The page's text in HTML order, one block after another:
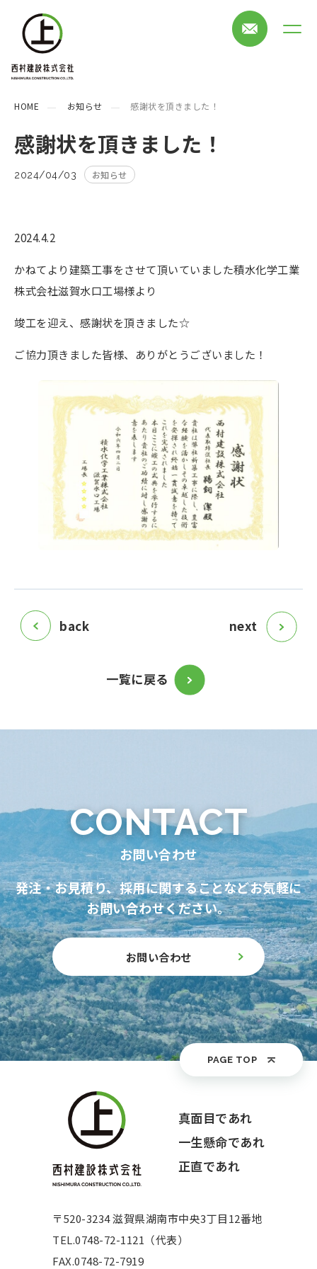
HOME お知らせ 感謝状を頂きました！
感謝状を頂きました！
2024/04/03 お知らせ
2024.4.2
かねてより建築工事をさせて頂いていました積水化学工業
株式会社滋賀水口工場様より
竣工を迎え、感謝状を頂きました☆
ご協力頂きました皆様、ありがとうございました！
back
一覧に戻る
next
CONTACT
お問い合わせ
発注・お見積り、採用に関することなどお気軽に
お問い合わせください。
お問い合わせ
PAGE TOP
真面目であれ
一生懸命であれ
正直であれ
〒520-3234 滋賀県湖南市中央3丁目12番地
TEL.0748-72-1121（代表）
FAX.0748-72-7919